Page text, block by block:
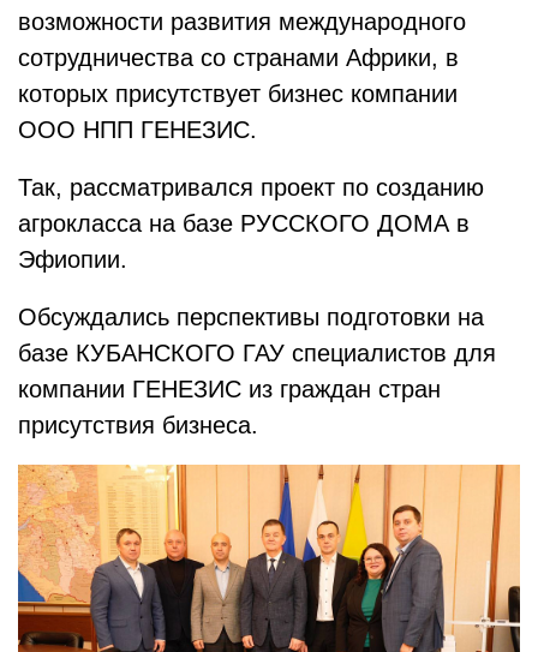
возможности развития международного
сотрудничества со странами Африки, в
которых присутствует бизнес компании
ООО НПП ГЕНЕЗИС.
Так, рассматривался проект по созданию
агрокласса на базе РУССКОГО ДОМА в
Эфиопии.
Обсуждались перспективы подготовки на
базе КУБАНСКОГО ГАУ специалистов для
компании ГЕНЕЗИС из граждан стран
присутствия бизнеса.